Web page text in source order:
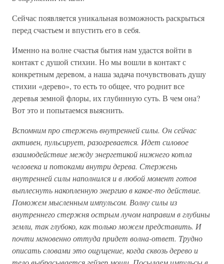
Сейчас появляется уникальная возможность раскрыться
перед счастьем и впустить его в себя.
Именно на волне счастья бытия нам удастся войти в
контакт с душой стихии. Но мы вошли в контакт с
конкретным деревом, а наша задача почувствовать душу
стихии «дерево», то есть то общее, что роднит все
деревья земной флоры, их глубинную суть. В чем она?
Вот это и попытаемся выяснить.
Вспомним про стержень внутренней силы. Он сейчас
активен, пульсирует, разогревается. Идет силовое
взаимодействие между энергетикой нижнего котла
человека и потоками внутри дерева. Стержень
внутренней силы наполнился и в любой момент готов
выплеснуть накопленную энергию в какое-то действие.
Поможем мысленным импульсом. Волну силы из
внутреннего стержня острым лучом направим в глубины
земли, так глубоко, как только можем представить. И
почти мгновенно оттуда придет волна-ответ. Трудно
описать словами это ощущение, когда сквозь дерево и